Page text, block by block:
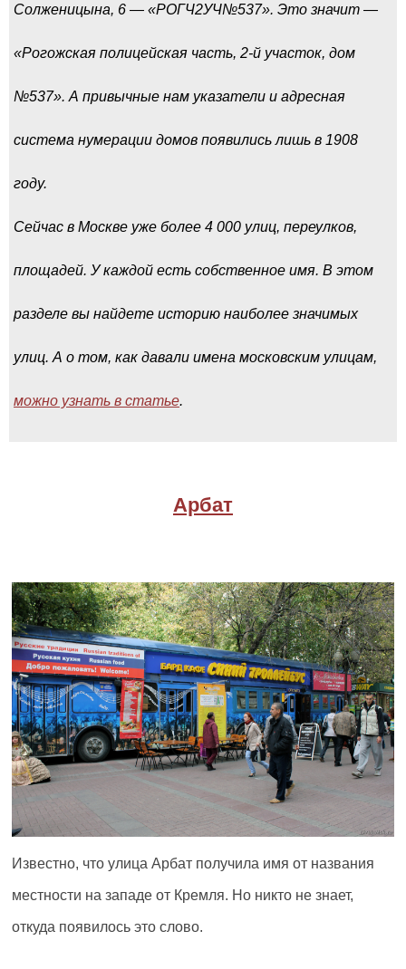
Солженицына, 6 — «РОГЧ2УЧ№537». Это значит —
«Рогожская полицейская часть, 2-й участок, дом
№537». А привычные нам указатели и адресная
система нумерации домов появились лишь в 1908
году.
Сейчас в Москве уже более 4 000 улиц, переулков,
площадей. У каждой есть собственное имя. В этом
разделе вы найдете историю наиболее значимых
улиц. А о том, как давали имена московским улицам,
можно узнать в статье.
Арбат
Известно, что улица Арбат получила имя от названия
местности на западе от Кремля. Но никто не знает,
откуда появилось это слово.